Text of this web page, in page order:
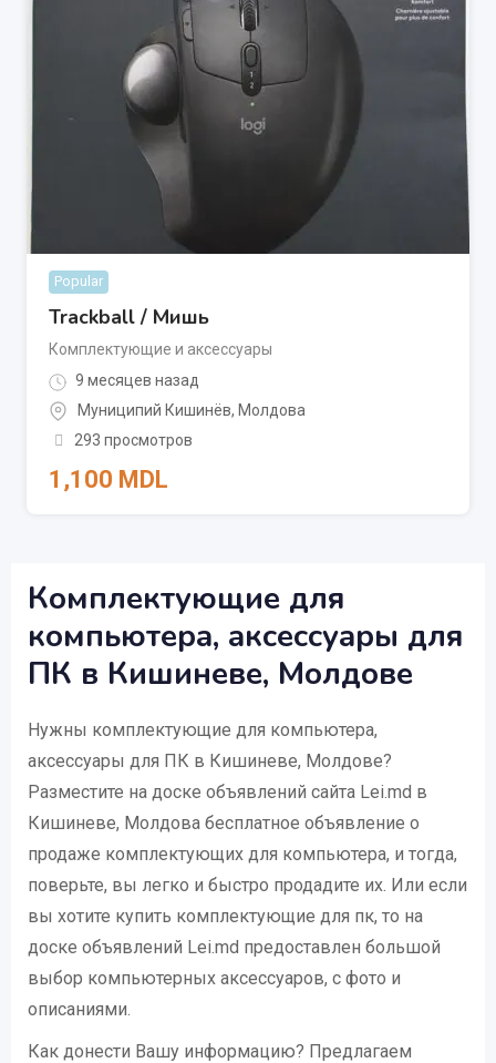
Popular
Trackball / Мишь
Комплектующие и аксессуары
9 месяцев назад
Муниципий Кишинёв, Молдова
293 просмотров
1,100 MDL
Комплектующие для
компьютера, аксессуары для
ПК в Кишиневе, Молдове
Нужны комплектующие для компьютера,
аксессуары для ПК в Кишиневе, Молдове?
Разместите на доске объявлений сайта Lei.md в
Кишиневе, Молдова бесплатное объявление о
продаже комплектующих для компьютера, и тогда,
поверьте, вы легко и быстро продадите их. Или если
вы хотите купить комплектующие для пк, то на
доске объявлений Lei.md предоставлен большой
выбор компьютерных аксессуаров, с фото и
описаниями.
Как донести Вашу информацию? Предлагаем